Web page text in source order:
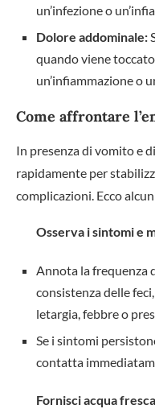
un’infezione o
Dolore addominale:
quando viene
un’infiammazione o
Come affrontare
In presenza di vomito e
rapidamente per
complicazioni. Ecco
Osserva i sintomi e
Annota la frequenza
consistenza delle
letargia, febbre o
Se i sintomi
contatta
Fornisci acqua